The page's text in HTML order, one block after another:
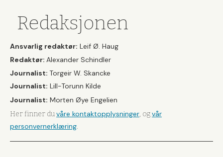
Redaksjonen
Ansvarlig redaktør: Leif Ø. Haug
Redaktør: Alexander Schindler
Journalist: Torgeir W. Skancke
Journalist: Lill-Torunn Kilde
Journalist: Morten Øye Engelien
Her finner duvåre kontaktopplysninger, ogvår
personvernerklæring.